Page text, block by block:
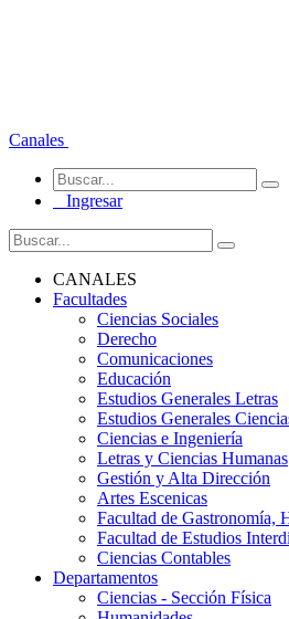
Canales
Ingresar
CANALES
Facultades
Ciencias Sociales
Derecho
Comunicaciones
Educación
Estudios Generales Letras
Estudios Generales
Ciencias e Ingeniería
Letras y Ciencias Humanas
Gestión y Alta Dirección
Artes Escenicas
Facultad de Gastronomía,
Facultad de Estudios
Ciencias Contables
Departamentos
Ciencias - Sección Física